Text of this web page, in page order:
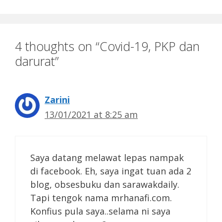
4 thoughts on “Covid-19, PKP dan
darurat”
Zarini
13/01/2021 at 8:25 am
Saya datang melawat lepas nampak
di facebook. Eh, saya ingat tuan ada 2
blog, obsesbuku dan sarawakdaily.
Tapi tengok nama mrhanafi.com.
Konfius pula saya..selama ni saya